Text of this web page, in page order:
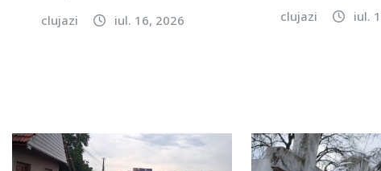
clujazi iul. 16, 2026 clujazi iul.